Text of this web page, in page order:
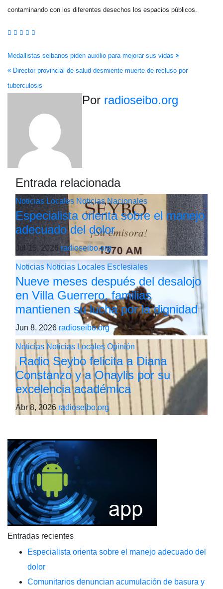
contaminando con los diferentes desechos los espacios públicos.
Navegación
de
entradas
Medallistas seibanos piden auxilio para mejorar sus vidas
Director provincial de salud desmiente muerte de recluso por
tuberculosis
Por radioseibo.org
Entrada relacionada
Noticias Locales Noticias Nacionales
Especialista orienta sobre el manejo
adecuado del dolor
Jul 15, 2026radioseibo.org
Noticias Noticias Locales Esclesiales
Nueve meses después del desalojo
en Villa Guerrero, familias
mantienen su lucha por la dignidad
Jun 8, 2026 radioseibo.org
Noticias Noticias Locales Opinión
Radio Seybo felicita a Diana
Constanzo y a Onaylis por su
excelencia académica
Abr 8, 2026 radioseibo.org
Entradas recientes
Especialista orienta sobre el manejo adecuado del
dolor
Comunitarios denuncian acumulación de basura y